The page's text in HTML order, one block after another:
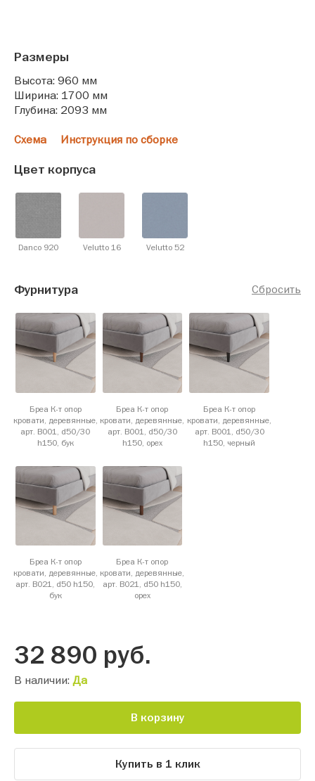
Размеры
Высота: 960 мм
Ширина: 1700 мм
Глубина: 2093 мм
Схема Инструкция по сборке
Цвет корпуса
Danco 920 Velutto 16 Velutto 52
Сбросить
Фурнитура
Бреа К-т опор
кровати, деревянные,
арт. B001, d50/30
h150, бук
Бреа К-т опор
кровати, деревянные,
арт. B001, d50/30
h150, орех
Бреа К-т опор
кровати, деревянные,
арт. B001, d50/30
h150, черный
Бреа К-т опор
кровати, деревянные,
арт. B021, d50 h150,
бук
Бреа К-т опор
кровати, деревянные,
арт. B021, d50 h150,
орех
32 890 руб.
В наличии: Да
В корзину
Купить в 1 клик